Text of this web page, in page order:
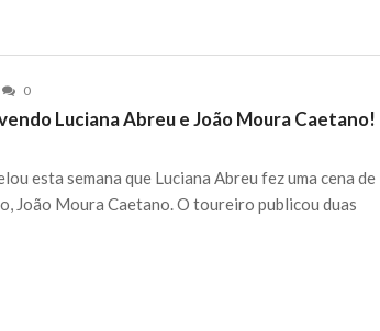
0
Luciana Abreu e João Moura Caetano!
esta semana que Luciana Abreu fez uma cena de
João Moura Caetano. O toureiro publicou duas